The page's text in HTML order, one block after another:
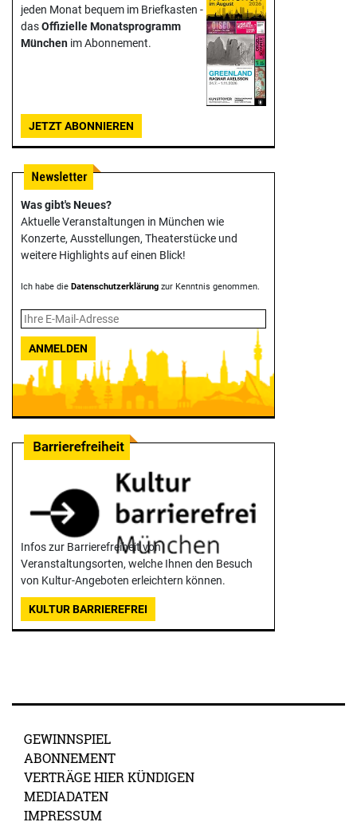
jeden Monat bequem im Briefkasten -
dasOffizielle Monats­programm
München im Abonnement.
JETZT ABONNIEREN
Was gibt's Neues?
Aktuelle Veranstaltungen in München wie
Konzerte, Ausstellungen, Theater­stücke und
weitere Highlights auf einen Blick!
Ich habe die Datenschutzerklärung zur Kenntnis genommen.
ANMELDEN
Infos zur Barrierefreiheit von
Veranstaltungsorten, welche Ihnen den Besuch
von Kultur-Angeboten erleichtern können.
KULTUR BARRIEREFREI
GEWINNSPIEL
ABONNEMENT
VERTRÄGE HIER KÜNDIGEN
MEDIADATEN
IMPRESSUM